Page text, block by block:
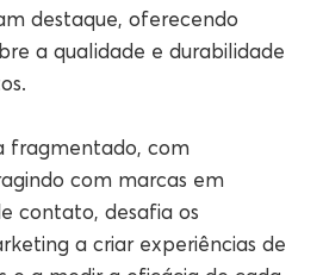
destaque, oferecendo
a qualidade e durabilidade
fragmentado, com
com marcas em
contato, desafia os
a criar experiências de